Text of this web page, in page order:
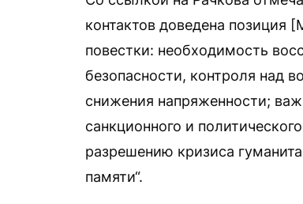
контактов доведена
повестки: необходимость
безопасности, контроля над
снижения напряженности;
санкционного и
разрешению кризиса
памяти“.